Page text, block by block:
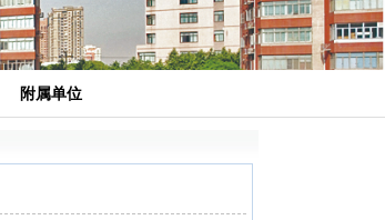
附属单位